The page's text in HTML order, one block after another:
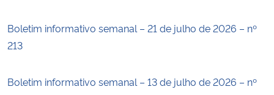
Boletim informativo semanal – 21 de julho de 2026 – nº
213
Boletim informativo semanal – 13 de julho de 2026 – nº